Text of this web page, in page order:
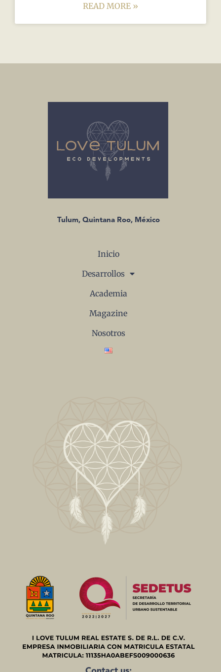
READ MORE »
Tulum, Quintana Roo, México
Inicio
Desarrollos
Academia
Magazine
Nosotros